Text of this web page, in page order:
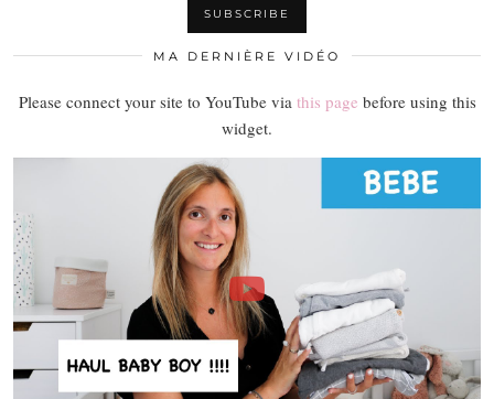
MA DERNIÈRE VIDÉO
Please connect your site to YouTube via this page before using this
widget.